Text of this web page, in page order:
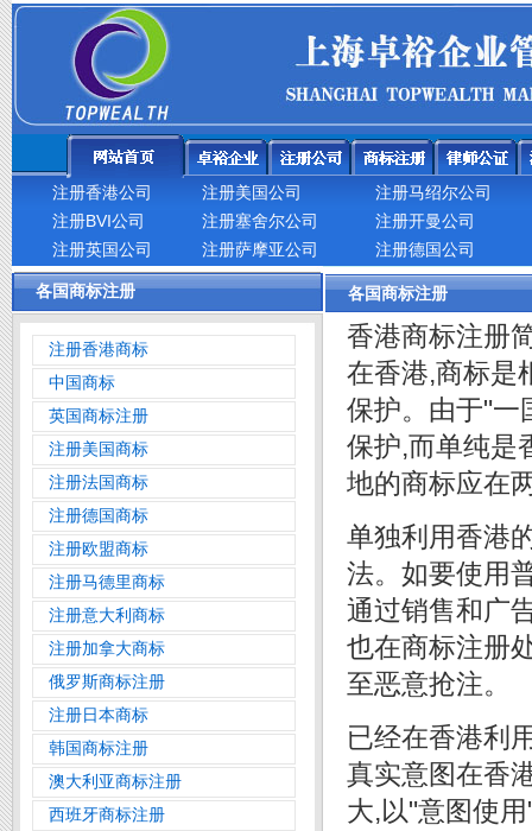
注册香港公司 注册美国公司
注册马绍尔公司
注册BVI公司
注册塞舍尔公司
注册开曼公司
注册英国公司
注册萨摩亚公司 注册德国公司
各国商标注册
注册香港商标
中国商标
英国商标注册
注册美国商标
注册法国商标
注册德国商标
注册欧盟商标
注册马德里商标
注册意大利商标
注册加拿大商标
俄罗斯商标注册
注册日本商标
韩国商标注册
澳大利亚商标注册
西班牙商标注册
各国商标注册
香港商标注册
在香港,商标是
保护。由于"一
保护,而单纯是
地的商标应在
单独利用香港
法。如要使用
通过销售和广
也在商标注册
至恶意抢注。
已经在香港利
真实意图在香
大,以"意图使